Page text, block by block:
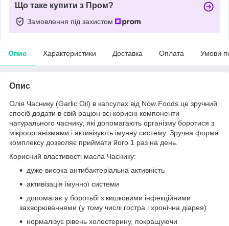
Що таке купити з Пром?
Замовлення під захистом
Опис Характеристики Доставка Оплата Умови
Опис
Олія Часнику (Garlic Oil) в капсулах від Now Foods це зручний
спосіб додати в свій раціон всі корисні компоненти
натурального часнику, які допомагають організму боротися з
мікроорганізмами і активізують імунну систему. Зручна форма
комплексу дозволяє приймати його 1 раз на день.
Корисний властивості масла Часнику:
дуже висока антибактеріальна активність
активізація імунної системи
допомагає у боротьбі з кишковими інфекційними
захворюваннями (у тому числі гостра і хронічна діарея)
нормалізує рівень холестерину, покращуючи